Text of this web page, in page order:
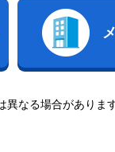
なる場合がありま